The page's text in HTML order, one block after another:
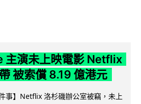
主演未上映電影 Netflix
被索償 8.19 億港元
事】Netflix 洛杉磯辦公室被竊，未上